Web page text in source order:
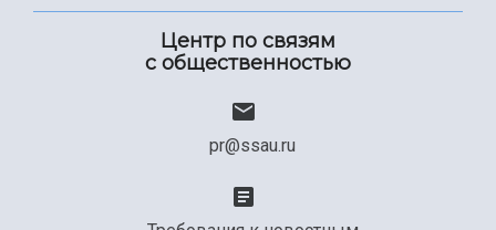
Центр по связям
с общественностью
pr@ssau.ru